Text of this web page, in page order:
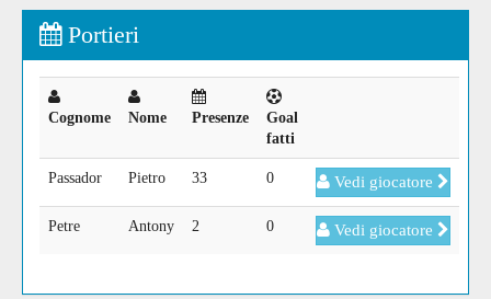
Portieri
Cognome Nome Presenze
Goal
fatti
Passador Pietro 33 0 Vedi giocatore
Petre Antony 2 0 Vedi giocatore